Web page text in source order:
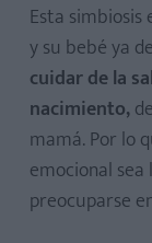
Esta
y su bebé ya
cuidar de la
nacimiento,
mamá. Por lo
emocional
preocuparse